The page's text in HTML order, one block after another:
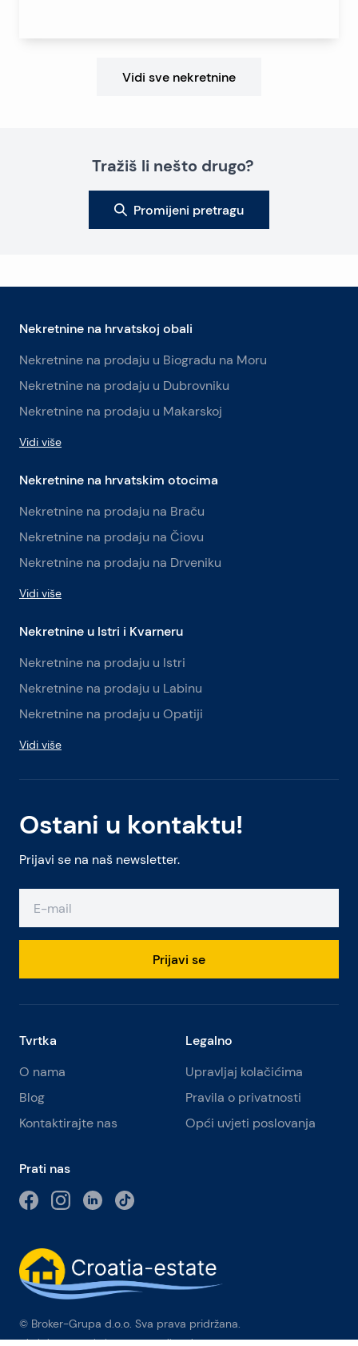
Vidi sve nekretnine
Tražiš li nešto drugo?
Promijeni pretragu
Ostani u kontaktu!
Prijavi se na naš newsletter.
Prijavi se
Nekretnine na hrvatskoj obali
Nekretnine na prodaju u Biogradu na Moru
Nekretnine na prodaju u Dubrovniku
Nekretnine na prodaju u Makarskoj
Vidi više
Nekretnine na hrvatskim otocima
Nekretnine na prodaju na Braču
Nekretnine na prodaju na Čiovu
Nekretnine na prodaju na Drveniku
Vidi više
Nekretnine u Istri i Kvarneru
Nekretnine na prodaju u Istri
Nekretnine na prodaju u Labinu
Nekretnine na prodaju u Opatiji
Vidi više
Tvrtka
O nama
Blog
Kontaktirajte nas
Legalno
Upravljaj kolačićima
Pravila o privatnosti
Opći uvjeti poslovanja
Prati nas
© Broker-Grupa d.o.o. Sva prava pridržana.
Obala kneza Branimira 1, 21000 Split-Phone: +385 98 384 007